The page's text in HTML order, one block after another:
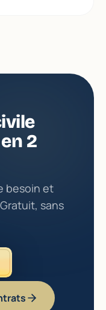
2
besoin et
sans